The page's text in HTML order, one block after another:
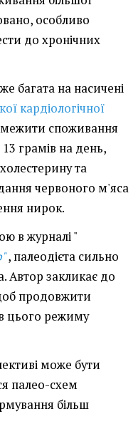
особливо
до хронічних
багата на насичені
кардіологічної
споживання
грамів на день,
та
червоного м'яса
нирок.
в журналі "
, палеодієта сильно
Автор закликає до
продовжити
цього режиму
може бути
палео-схем
більш